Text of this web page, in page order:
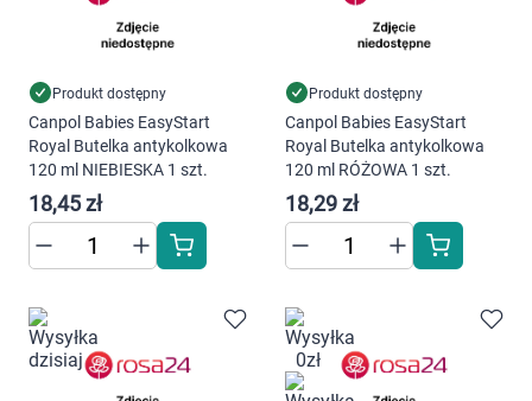
Produkt dostępny
Canpol Babies EasyStart
Royal Butelka antykolkowa
120 ml NIEBIESKA 1 szt.
18,45 zł
Produkt dostępny
Canpol Babies EasyStart
Royal Butelka antykolkowa
120 ml RÓŻOWA 1 szt.
18,29 zł